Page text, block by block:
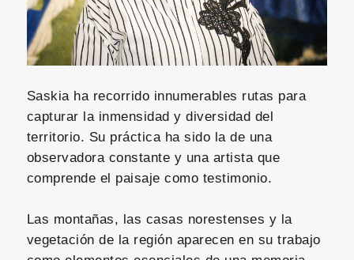
Saskia ha recorrido innumerables rutas para
capturar la inmensidad y diversidad del
territorio. Su práctica ha sido la de una
observadora constante y una artista que
comprende el paisaje como testimonio.
Las montañas, las casas norestenses y la
vegetación de la región aparecen en su trabajo